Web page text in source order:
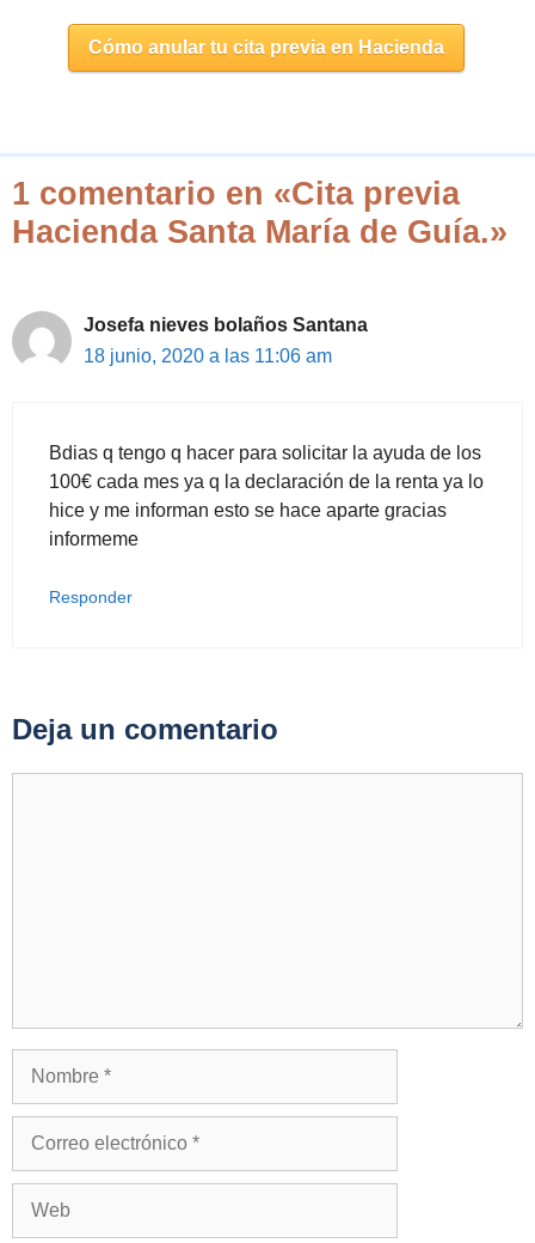
Cómo anular tu cita previa en Hacienda
1 comentario en «Cita previa
Hacienda Santa María de Guía.»
Josefa nieves bolaños Santana
18 junio, 2020 a las 11:06 am
Bdias q tengo q hacer para solicitar la ayuda de los
100€ cada mes ya q la declaración de la renta ya lo
hice y me informan esto se hace aparte gracias
informeme
Responder
Deja un comentario